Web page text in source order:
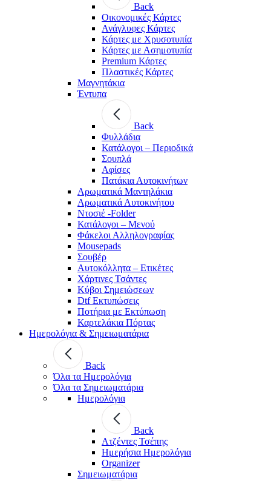
Back
Οικονομικές Κάρτες
Ανάγλυφες Κάρτες
Κάρτες με Χρυσοτυπία
Κάρτες με Ασημοτυπία
Premium Κάρτες
Πλαστικές Κάρτες
Μαγνητάκια
Έντυπα
Back
Φυλλάδια
Κατάλογοι – Περιοδικά
Σουπλά
Αφίσες
Πατάκια Αυτοκινήτων
Αρωματικά Μαντηλάκια
Αρωματικά Αυτοκινήτου
Ντοσιέ -Folder
Κατάλογοι – Μενού
Φάκελοι Αλληλογραφίας
Mousepads
Σουβέρ
Αυτοκόλλητα – Ετικέτες
Χάρτινες Τσάντες
Κύβοι Σημειώσεων
Dtf Εκτυπώσεις
Ποτήρια με Εκτύπωση
Καρτελάκια Πόρτας
Ημερολόγια & Σημειωματάρια
Back
Όλα τα Ημερολόγια
Όλα τα Σημειωματάρια
Ημερολόγια
Back
Ατζέντες Τσέπης
Ημερήσια Ημερολόγια
Organizer
Σημειωματάρια